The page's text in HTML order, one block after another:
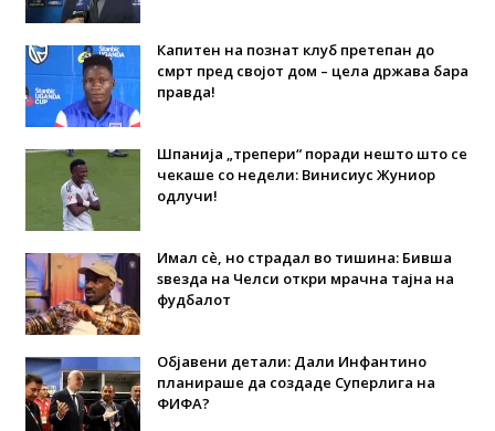
Капитен на познат клуб претепан до
смрт пред својот дом – цела држава бара
правда!
Шпанија „трепери“ поради нешто што се
чекаше со недели: Винисиус Жуниор
одлучи!
Имал сè, но страдал во тишина: Бивша
ѕвезда на Челси откри мрачна тајна на
фудбалот
Објавени детали: Дали Инфантино
планираше да создаде Суперлига на
ФИФА?